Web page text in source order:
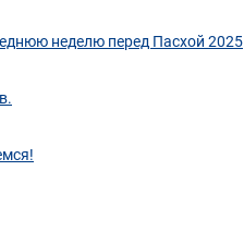
неделю перед Пасхой 2025